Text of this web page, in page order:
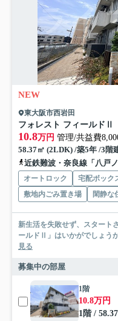
NEW
東大阪市西岩田
フォレスト フィールドⅡ
10.8万円 管理/共益費
58.37㎡ (2LDK) /築5年 /3階
近鉄難波・奈良線「八戸
オートロック 宅配ボック
敷地内ごみ置き場
閑静な
新生活を失敗せず、スタート
ールドⅡ」はいかがでしょう
見る
募集中の部屋
1階
10.8万円
1階 /